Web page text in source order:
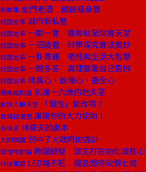
新鮮事 金門老酒 總統級身價
封面故事 城市新私塾
封面故事 一期一會 書房就是說書天堂
封面故事 一招破盡 科學探究書法奧妙
封面故事 一卦貫通 老經典生活大智慧
封面故事 一問多答 真理要靠自己思辨
封面故事 用真心、放慢心、盡全心
總編輯的話 別讓十六歲的她失望
創辦人聊天室 「個性」能改嗎？
商場自慢塾 謝謝你的大力協助！
去梯言 林毅夫的劇本
大師開講 別中了大政府的詭計
管理相對論 跨國經營 該主打在地化或核心
科技風雲 LED燒不旺 逼急燈帝砍價七成